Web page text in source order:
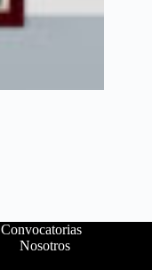
Convocatorias
Nosotros